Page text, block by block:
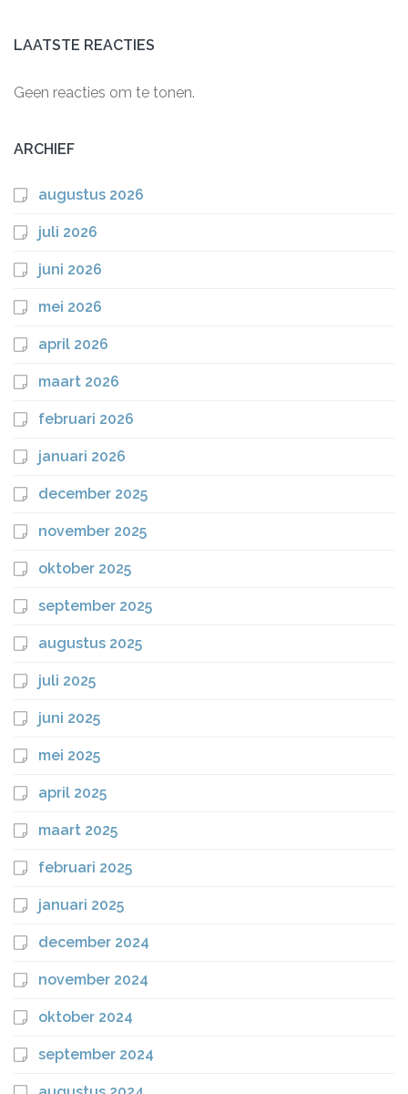
LAATSTE REACTIES
Geen reacties om te tonen.
ARCHIEF
augustus 2026
juli 2026
juni 2026
mei 2026
april 2026
maart 2026
februari 2026
januari 2026
december 2025
november 2025
oktober 2025
september 2025
augustus 2025
juli 2025
juni 2025
mei 2025
april 2025
maart 2025
februari 2025
januari 2025
december 2024
november 2024
oktober 2024
september 2024